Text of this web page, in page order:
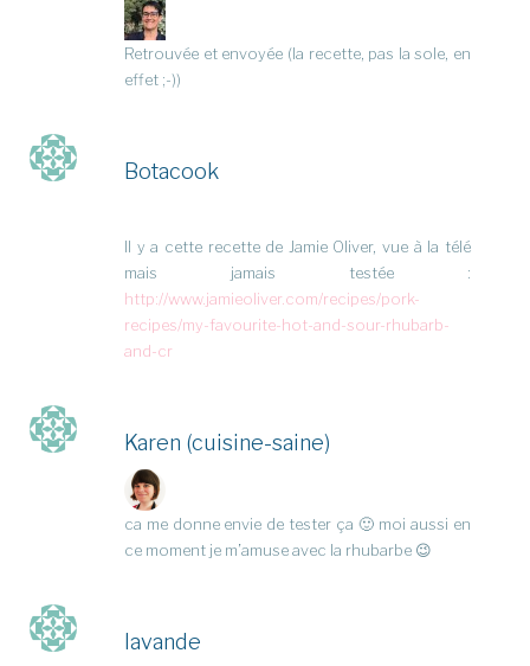
Retrouvée et envoyée (la recette, pas la sole, en
effet ;-))
Botacook
Il y a cette recette de Jamie Oliver, vue à la télé
mais jamais testée :
http://www.jamieoliver.com/recipes/pork-
recipes/my-favourite-hot-and-sour-rhubarb-
and-cr
Karen (cuisine-saine)
ca me donne envie de tester ça 🙂 moi aussi en
ce moment je m’amuse avec la rhubarbe 😉
lavande